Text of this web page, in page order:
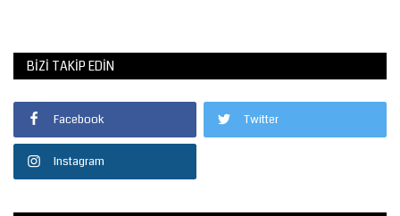
BIZI TAKIP EDIN
Facebook Twitter
Instagram